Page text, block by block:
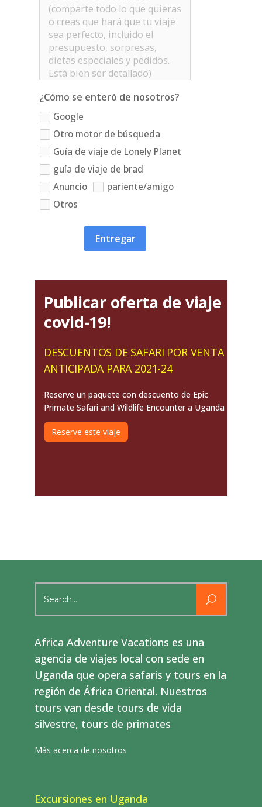
¿Cómo se enteró de nosotros?
Google
Otro motor de búsqueda
Guía de viaje de Lonely Planet
guía de viaje de brad
Anuncio
pariente/amigo
Otros
Entregar
Publicar oferta de viaje
covid-19!
DESCUENTOS DE SAFARI POR VENTA
ANTICIPADA PARA 2021-24
Reserve un paquete con descuento de Epic
Primate Safari and Wildlife Encounter a Uganda
Reserve este viaje
for:
Africa Adventure Vacations es una
agencia de viajes local con sede en
Uganda que opera safaris y tours en la
región de África Oriental. Nuestros
tours van desde tours de vida
silvestre, tours de primates
Más acerca de nosotros
Excursiones en Uganda